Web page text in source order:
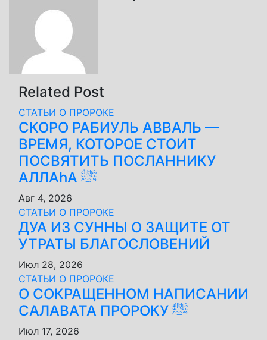
записям
Related Post
СТАТЬИ О ПРОРОКЕ
СКОРО РАБИУЛЬ АВВАЛЬ —
ВРЕМЯ, КОТОРОЕ СТОИТ
ПОСВЯТИТЬ ПОСЛАННИКУ
АЛЛАhА ﷺ
Авг 4, 2026
СТАТЬИ О ПРОРОКЕ
ДУА ИЗ СУННЫ О ЗАЩИТЕ ОТ
УТРАТЫ БЛАГОСЛОВЕНИЙ
Июл 28, 2026
СТАТЬИ О ПРОРОКЕ
О СОКРАЩЕННОМ НАПИСАНИИ
САЛАВАТА ПРОРОКУ ﷺ
Июл 17, 2026